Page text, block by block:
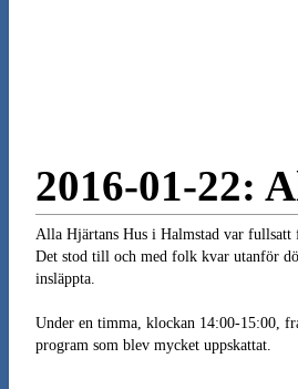
2016-01-22:
Alla Hjärtans Hus i Halmstad var fullsatt
Det stod till och med folk kvar utanför
insläppta.
Under en timma, klockan 14:00-15:00,
program som blev mycket uppskattat.